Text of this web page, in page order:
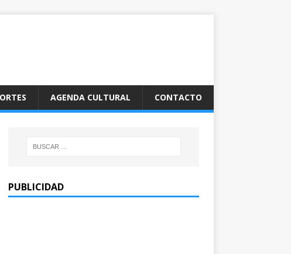
AGENDA CULTURAL CONTACTO
PUBLICIDAD